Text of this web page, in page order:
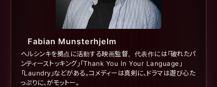
Fabian Munsterhjelm
ヘルシンキを拠点に活動する映画監督。代表作には「破れたパ
ンティーストッキング」「Thank You In Your Language」
「Laundry」などがある。コメディーは真剣に、ドラマは遊び心た
っぷりに、がモットー。